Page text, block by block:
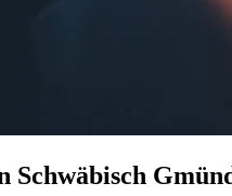
Schwäbisch